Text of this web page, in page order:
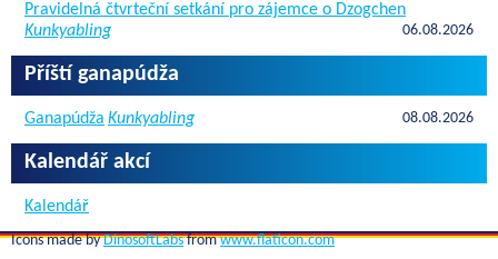
Pravidelná čtvrteční setkání pro zájemce o Dzogchen
Kunkyabling
06.08.2026
Příští ganapúdža
Ganapúdža Kunkyabling 08.08.2026
Kalendář akcí
Kalendář
Icons made byDinosoftLabsfromwww.flaticon.com